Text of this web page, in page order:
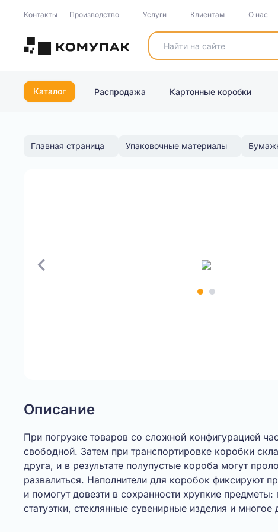
Контакты Производство Услуги Клиентам О нас
Каталог Распродажа Картонные коробки
Главная страница Упаковочные материалы
Описание
При погрузке товаров со сложной конфигурацией
свободной. Затем при транспортировке коробки
друга, и в результате полупустые короба могут
развалиться. Наполнители для коробок фиксируют
и помогут довезти в сохранности хрупкие
статуэтки, стеклянные сувенирные изделия и многое